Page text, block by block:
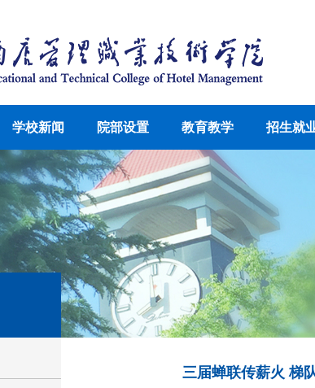
学校新闻 院部设置 教育教学 招生就
三届蝉联传薪火 梯